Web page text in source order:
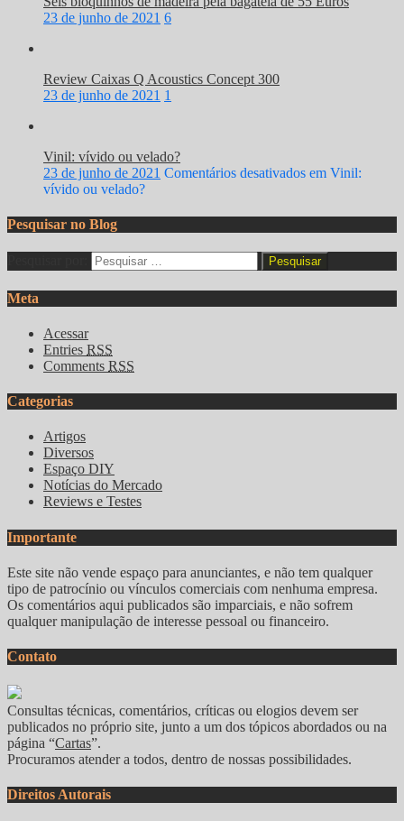
23 de junho de 2021 6
Review Caixas Q Acoustics Concept 300
23 de junho de 2021 1
Vinil: vívido ou velado?
23 de junho de 2021 Comentários desativados em Vinil:
vívido ou velado?
Pesquisar no Blog
Meta
Acessar
Entries RSS
Comments RSS
Categorias
Artigos
Diversos
Espaço DIY
Notícias do Mercado
Reviews e Testes
Importante
Este site não vende espaço para anunciantes, e não tem qualquer
tipo de patrocínio ou vínculos comerciais com nenhuma empresa.
Os comentários aqui publicados são imparciais, e não sofrem
qualquer manipulação de interesse pessoal ou financeiro.
Contato
Consultas técnicas, comentários, críticas ou elogios devem ser
publicados no próprio site, junto a um dos tópicos abordados ou na
página “Cartas”.
Procuramos atender a todos, dentro de nossas possibilidades.
Direitos Autorais